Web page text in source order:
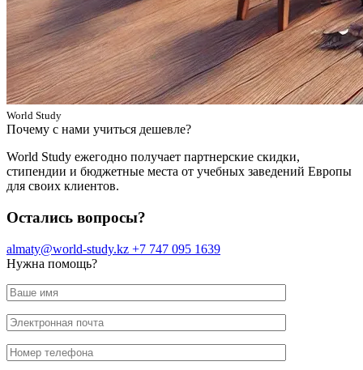
World Study
Почему с нами учиться дешевле?
World Study ежегодно получает партнерские скидки,
стипендии и бюджетные места от учебных заведений Европы
для своих клиентов.
Остались вопросы?
almaty@world-study.kz +7 747 095 1639
Нужна помощь?